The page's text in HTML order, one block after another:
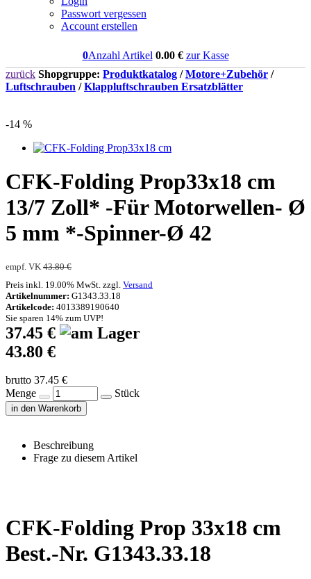
Passwort vergessen
Account erstellen
0Anzahl Artikel 0.00€ zur Kasse
zurück Shopgruppe: Produktkatalog /Motore+Zubehör /
Luftschrauben /Klappluftschrauben Ersatzblätter
-14 %
CFK-Folding Prop33x18 cm
13/7 Zoll* -Für Motorwellen- Ø
5 mm *-Spinner-Ø 42
empf. VK 43.80 €
Preis inkl. 19.00% MwSt. zzgl. Versand
Artikelnummer: G1343.33.18
Artikelcode: 4013389190640
Sie sparen 14% zum UVP!
37.45 €
43.80 €
brutto 37.45 €
Menge
Stück
in den Warenkorb
Beschreibung
Frage zu diesem Artikel
CFK-Folding Prop 33x18 cm
Best.-Nr. G1343.33.18